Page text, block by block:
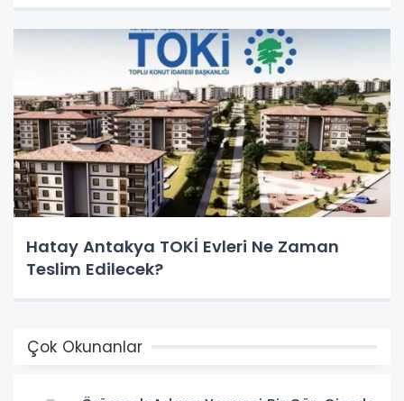
Hatay Antakya TOKİ Evleri Ne Zaman
Teslim Edilecek?
Çok Okunanlar